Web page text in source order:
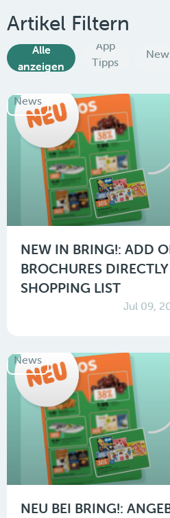
Artikel Filtern
Alle
anzeigen
App
Tipps
News
NEW IN BRING!: ADD
BROCHURES
SHOPPING LIST
Jul 09,
News
NEU BEI BRING!: